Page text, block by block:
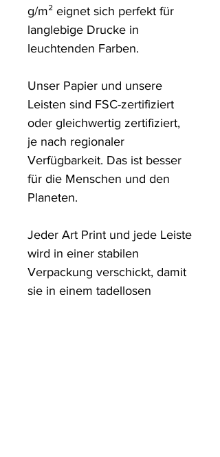
g/m² eignet sich perfekt für
langlebige Drucke in
leuchtenden Farben.
Unser Papier und unsere
Leisten sind FSC-zertifiziert
oder gleichwertig zertifiziert,
je nach regionaler
Verfügbarkeit. Das ist besser
für die Menschen und den
Planeten.
Jeder Art Print und jede Leiste
wird in einer stabilen
Verpackung verschickt, damit
sie in einem tadellosen